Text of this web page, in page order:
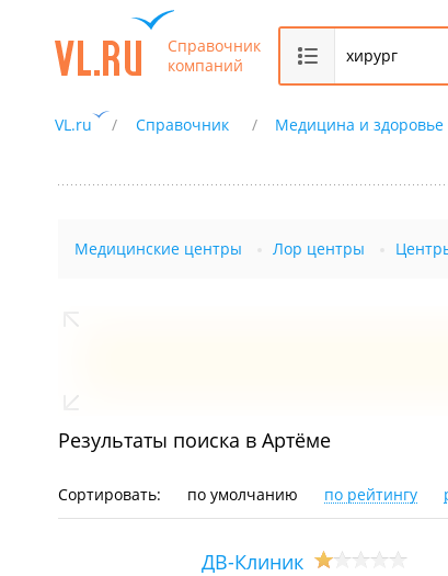
Справочник
компаний
VL.ru Справочник Медицина и здоровье
Медицинские центры Лор центры
Результаты поиска в Артёме
Сортировать: по умолчанию по рейтингу
ДВ-Клиник